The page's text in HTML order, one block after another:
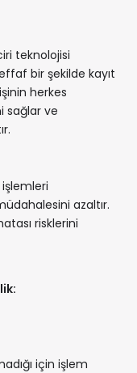
teknolojisi
bir şekilde kayıt
herkes
sağlar ve
işlemleri
azaltır.
risklerini
için işlem